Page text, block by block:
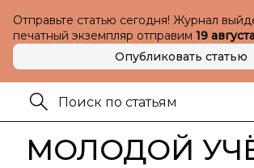
Отправьте статью сегодня! Журнал
печатный экземпляр отправим 19
Опубликовать статью
МОЛОДОЙ